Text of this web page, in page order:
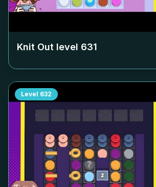
Knit Out level 631
Level 632